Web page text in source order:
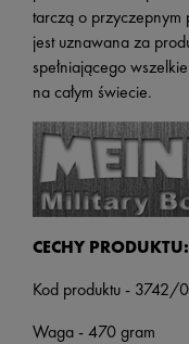
tarczą o przyczepnym
jest uznawana za
spełniającego
na całym świecie.
CECHY PRODUKTU:
Kod produktu - 3742/
Waga - 470 gram